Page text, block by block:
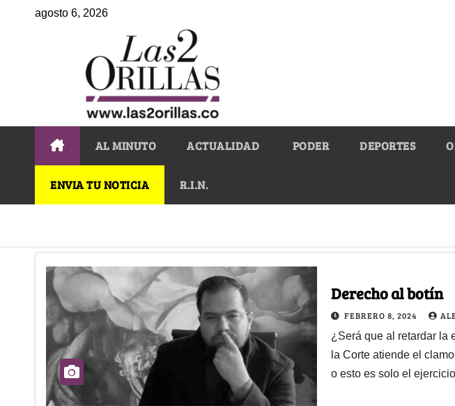
agosto 6, 2026
AL MINUTO ACTUALIDAD PODER DEPORTES
ENVIA TU NOTICIA R.I.N.
Derecho al botín
FEBRERO 8, 2024
¿Será que al retardar la
la Corte atiende el
o esto es solo el